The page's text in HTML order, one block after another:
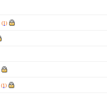
(1)
(1)